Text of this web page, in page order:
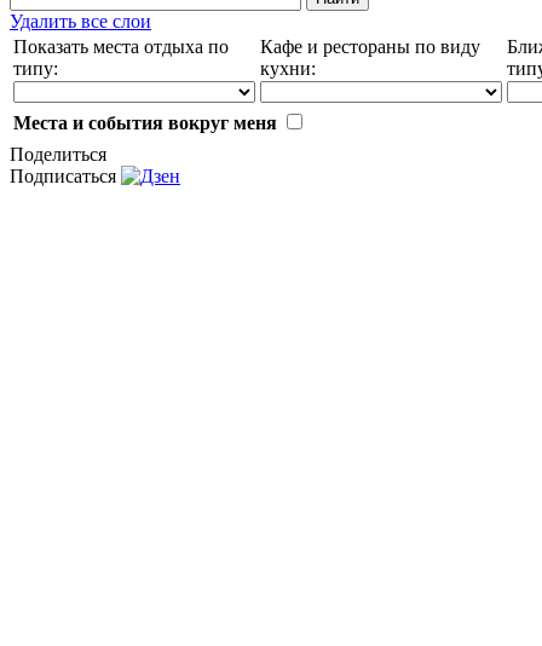
Удалить все слои
Показать места отдыха по
типу:
Кафе и рестораны по виду
кухни:
Места и события вокруг меня
Поделиться
Подписаться